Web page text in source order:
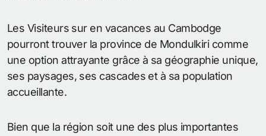
Les Visiteurs sur en vacances au Cambodge
pourront trouver la province de Mondulkiri comme
une option attrayante grâce à sa géographie unique,
ses paysages, ses cascades et à sa population
accueillante.
Bien que la région soit une des plus importantes